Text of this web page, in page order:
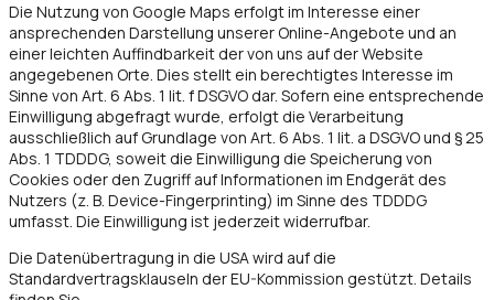
Die Nutzung von Google Maps erfolgt im Interesse einer
ansprechenden Darstellung unserer Online-Angebote und an
einer leichten Auffindbarkeit der von uns auf der Website
angegebenen Orte. Dies stellt ein berechtigtes Interesse im
Sinne von Art. 6 Abs. 1 lit. f DSGVO dar. Sofern eine entsprechende
Einwilligung abgefragt wurde, erfolgt die Verarbeitung
ausschließlich auf Grundlage von Art. 6 Abs. 1 lit. a DSGVO und § 25
Abs. 1 TDDDG, soweit die Einwilligung die Speicherung von
Cookies oder den Zugriff auf Informationen im Endgerät des
Nutzers (z. B. Device-Fingerprinting) im Sinne des TDDDG
umfasst. Die Einwilligung ist jederzeit widerrufbar.
Die Datenübertragung in die USA wird auf die
Standardvertragsklauseln der EU-Kommission gestützt. Details